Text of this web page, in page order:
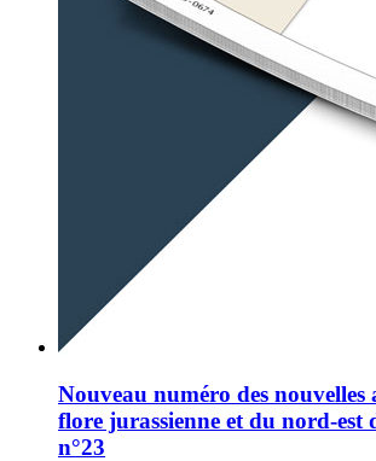
Nouveau numéro des nouvelles
flore jurassienne et du nord-est
n°23